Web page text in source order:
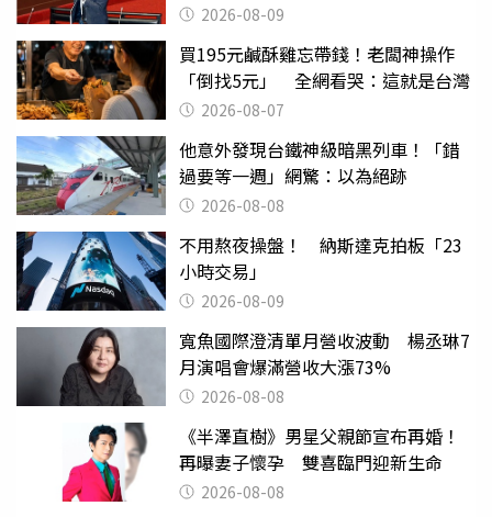
2026-08-09
買195元鹹酥雞忘帶錢！老闆神操作
「倒找5元」 全網看哭：這就是台灣
2026-08-07
他意外發現台鐵神級暗黑列車！「錯
過要等一週」網驚：以為絕跡
2026-08-08
不用熬夜操盤！ 納斯達克拍板「23
小時交易」
2026-08-09
寬魚國際澄清單月營收波動 楊丞琳7
月演唱會爆滿營收大漲73%
2026-08-08
《半澤直樹》男星父親節宣布再婚！
再曝妻子懷孕 雙喜臨門迎新生命
2026-08-08